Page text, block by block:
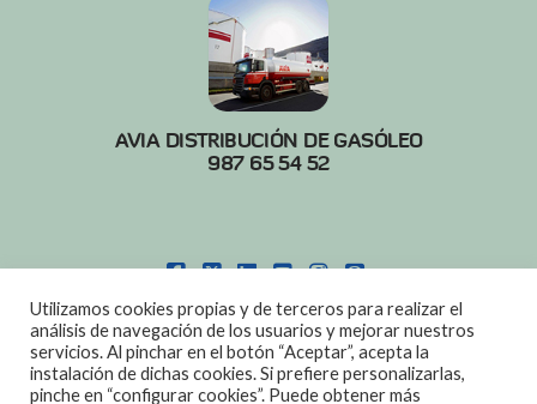
AVIA DISTRIBUCIÓN DE GASÓLEO
987 65 54 52
POLITICA DE COOKIES|AVISO LEGAL
DISEÑO: DIAN SISTEMAS
Utilizamos cookies propias y de terceros para realizar el
análisis de navegación de los usuarios y mejorar nuestros
servicios. Al pinchar en el botón “Aceptar”, acepta la
instalación de dichas cookies. Si prefiere personalizarlas,
pinche en “configurar cookies”. Puede obtener más